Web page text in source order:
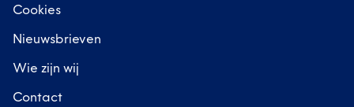
Cookies
Nieuwsbrieven
Wie zijn wij
Contact